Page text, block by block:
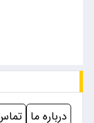
درباره ما